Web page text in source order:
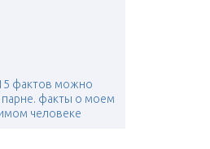
фактов можно
парне. факты о моем
человеке